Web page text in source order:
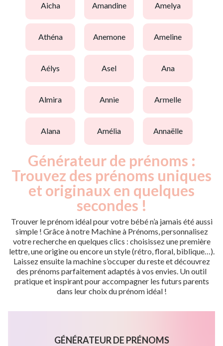
aicha amandine amelya
athéna anemone ameline
aélys asel ana
almira annie armelle
alana amélia annaëlle
Générateur de prénoms :
Trouvez des prénoms uniques
et originaux en quelques
secondes !
Trouver le prénom idéal pour votre bébé n’a jamais été aussi
simple ! Grâce à notre Machine à Prénoms, personnalisez
votre recherche en quelques clics : choisissez une première
lettre, une origine ou encore un style (rétro, floral, biblique…).
Laissez ensuite la machine s’occuper du reste et découvrez
des prénoms parfaitement adaptés à vos envies. Un outil
pratique et inspirant pour accompagner les futurs parents
dans leur choix du prénom idéal !
GÉNÉRATEUR DE PRÉNOMS